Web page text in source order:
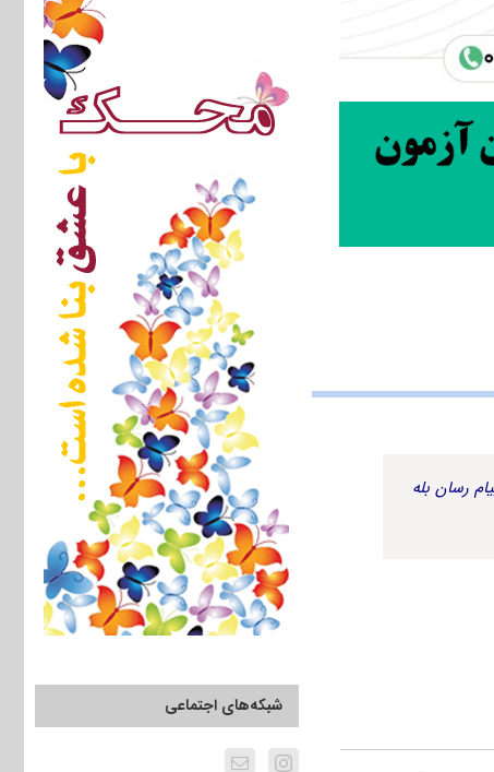
رسان بله
شبکه‌های اجتماعی